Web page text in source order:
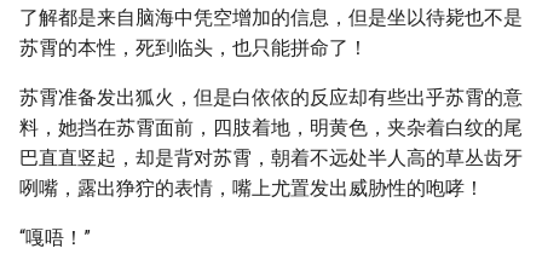
了解都是来自脑海中凭空增加的信息，但是坐以待毙也不是
苏霄的本性，死到临头，也只能拼命了！
苏霄准备发出狐火，但是白依依的反应却有些出乎苏霄的意
料，她挡在苏霄面前，四肢着地，明黄色，夹杂着白纹的尾
巴直直竖起，却是背对苏霄，朝着不远处半人高的草丛齿牙
咧嘴，露出狰狞的表情，嘴上尤置发出威胁性的咆哮！
“嘎唔！”